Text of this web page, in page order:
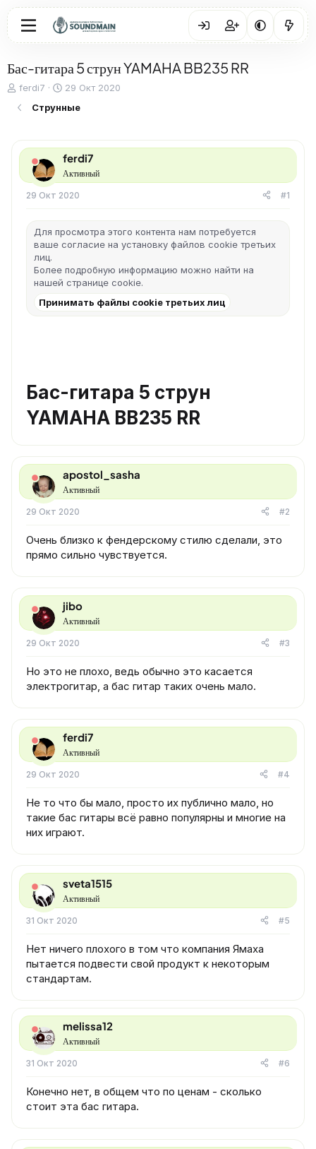
Бас-гитара 5 струн YAMAHA BB235 RR
А
т
р
т
м
ferdi7
Д
т
н
а
ч
а
а
29 Окт 2020
Струнные
ferdi7
Активный
29 Окт 2020 #1
Для просмотра этого контента нам потребуется
ваше согласие на установку файлов cookie третьих
лиц.
Более подробную информацию можно найти на
нашей странице cookie.
Принимать файлы cookie третьих лиц
Бас-гитара 5 струн
YAMAHA BB235 RR
apostol_sasha
Активный
29 Окт 2020 #2
Очень близко к фендерскому стилю сделали, это
прямо сильно чувствуется.
jibo
Активный
29 Окт 2020 #3
Но это не плохо, ведь обычно это касается
электрогитар, а бас гитар таких очень мало.
ferdi7
Активный
29 Окт 2020 #4
Не то что бы мало, просто их публично мало, но
такие бас гитары всё равно популярны и многие на
них играют.
sveta1515
Активный
31 Окт 2020 #5
Нет ничего плохого в том что компания Ямаха
пытается подвести свой продукт к некоторым
стандартам.
melissa12
Активный
31 Окт 2020 #6
Конечно нет, в общем что по ценам - сколько
стоит эта бас гитара.